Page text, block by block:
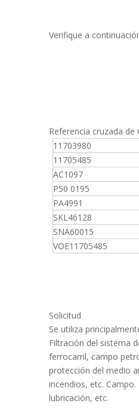
Verifique a
Referencia cruzada de
11703980
11705485
AC1097
P50 0195
PA4991
SKL46128
SNA60015
VOE11705485
Solicitud
Se utiliza
Filtración del sistema
ferrocarril, campo
protección del medio
incendios, etc.
lubricación, etc.